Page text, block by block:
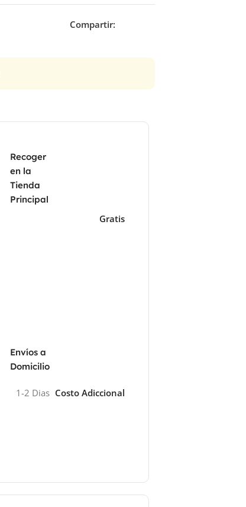
Compartir:
Recoger
en la
Tienda
Principal
Gratis
Envíos a
Domicilio
1-2 Dias Costo Adiccional